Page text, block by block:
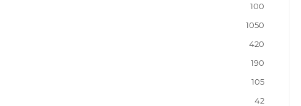
100
1050
420
190
105
42